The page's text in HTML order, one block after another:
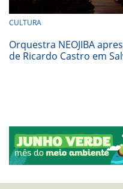
CULTURA
Orquestra NEOJIBA
de Ricardo Castro em